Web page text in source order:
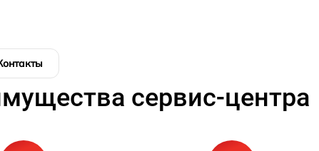
сервис-центра